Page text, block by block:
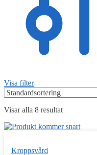
Visa filter
Visar alla 8 resultat
Kroppsvård